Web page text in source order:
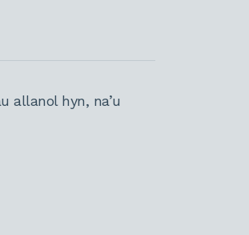
allanol hyn, na’u